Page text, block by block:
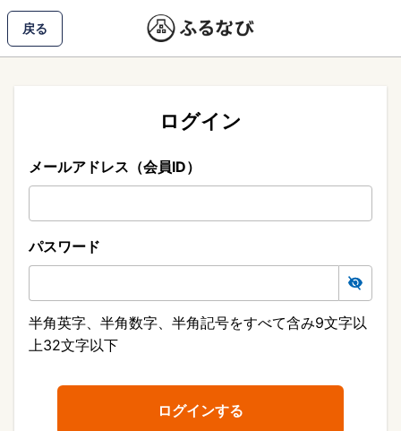
戻る
ログイン
メールアドレス（会員ID）
パスワード
半角英字、半角数字、半角記号をすべて含み9文字以
上32文字以下